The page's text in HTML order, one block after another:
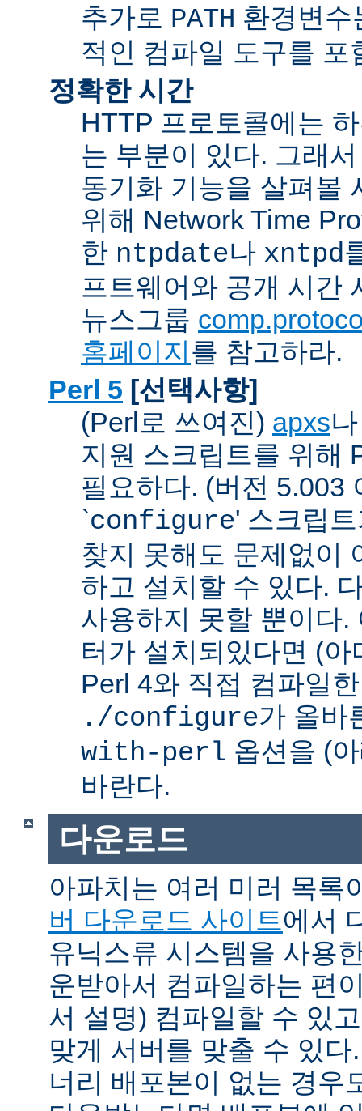
추가로 PATH 환경변
적인 컴파일 도구를 포
정확한 시간
HTTP 프로토콜에는
는 부분이 있다. 그래
동기화 기능을 살펴볼
위해 Network Time
한 ntpdate나 xntpd
프트웨어와 공개 시간
뉴스그룹
홈페이지를 참고하라.
Perl 5 [선택사항]
(Perl로 쓰여진) apxs
지원 스크립트를 위해
필요하다. (버전 5.003
`configure' 스크립
찾지 못해도 문제없이
하고 설치할 수 있다.
사용하지 못할 뿐이다.
터가 설치되있다면 (
Perl 4와 직접 컴파일
./configure가 올바
with-perl 옵션을 (
바란다.
다운로드
아파치는 여러 미러 목록
버 다운로드 사이트에서
유닉스류 시스템을 사용
운받아서 컴파일하는 편
서 설명) 컴파일할 수 있
맞게 서버를 맞출 수 있
너리 배포본이 없는 경우